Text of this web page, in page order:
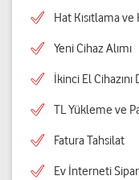
Hat Kısıtlama ve
Yeni Cihaz Alımı
İkinci El
TL Yükleme ve
Fatura Tahsilat
Ev İnterneti